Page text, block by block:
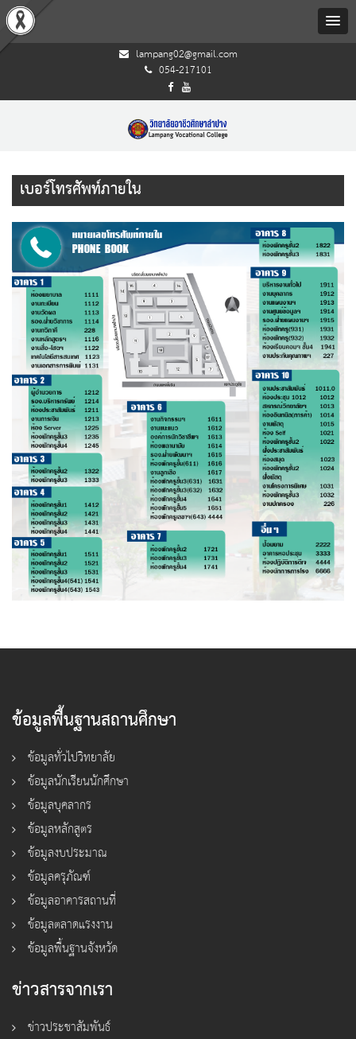
lampang02@gmail.com
054-217101
เบอร์โทรศัพท์ภายใน
ข้อมูลพื้นฐานสถานศึกษา
ข้อมูลทั่วไปวิทยาลัย
ข้อมูลนักเรียนนักศึกษา
ข้อมูลบุคลากร
ข้อมูลหลักสูตร
ข้อมูลงบประมาณ
ข้อมูลครุภัณฑ์
ข้อมูลอาคารสถานที่
ข้อมูลตลาดแรงงาน
ข้อมูลพื้นฐานจังหวัด
ข่าวสารจากเรา
ข่าวประชาสัมพันธ์